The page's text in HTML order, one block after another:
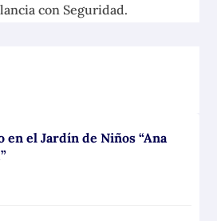
con Seguridad.
en el Jardín de Niños “Ana